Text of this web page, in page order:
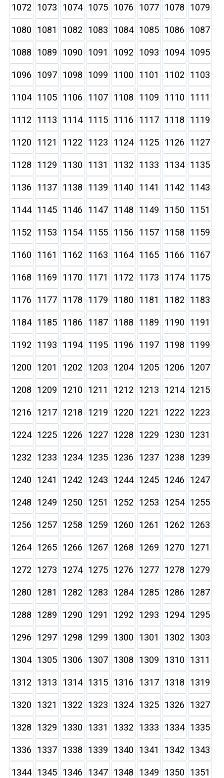
1072 1073 1074 1075 1076 1077 1078 1079
1080 1081 1082 1083 1084 1085 1086 1087
1088 1089 1090 1091 1092 1093 1094 1095
1096 1097 1098 1099 1100 1101 1102 1103
1104 1105 1106 1107 1108 1109 1110 1111
1112 1113 1114 1115 1116 1117 1118 1119
1120 1121 1122 1123 1124 1125 1126 1127
1128 1129 1130 1131 1132 1133 1134 1135
1136 1137 1138 1139 1140 1141 1142 1143
1144 1145 1146 1147 1148 1149 1150 1151
1152 1153 1154 1155 1156 1157 1158 1159
1160 1161 1162 1163 1164 1165 1166 1167
1168 1169 1170 1171 1172 1173 1174 1175
1176 1177 1178 1179 1180 1181 1182 1183
1184 1185 1186 1187 1188 1189 1190 1191
1192 1193 1194 1195 1196 1197 1198 1199
1200 1201 1202 1203 1204 1205 1206 1207
1208 1209 1210 1211 1212 1213 1214 1215
1216 1217 1218 1219 1220 1221 1222 1223
1224 1225 1226 1227 1228 1229 1230 1231
1232 1233 1234 1235 1236 1237 1238 1239
1240 1241 1242 1243 1244 1245 1246 1247
1248 1249 1250 1251 1252 1253 1254 1255
1256 1257 1258 1259 1260 1261 1262 1263
1264 1265 1266 1267 1268 1269 1270 1271
1272 1273 1274 1275 1276 1277 1278 1279
1280 1281 1282 1283 1284 1285 1286 1287
1288 1289 1290 1291 1292 1293 1294 1295
1296 1297 1298 1299 1300 1301 1302 1303
1304 1305 1306 1307 1308 1309 1310 1311
1312 1313 1314 1315 1316 1317 1318 1319
1320 1321 1322 1323 1324 1325 1326 1327
1328 1329 1330 1331 1332 1333 1334 1335
1336 1337 1338 1339 1340 1341 1342 1343
1344 1345 1346 1347 1348 1349 1350 1351